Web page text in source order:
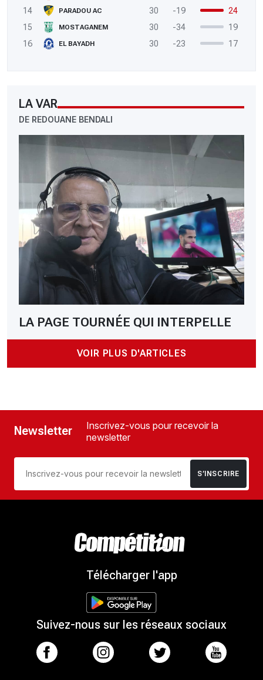
14
PARADOU AC 30 -19
24
15
MOSTAGANEM 30 -34
19
16
EL BAYADH 30 -23 17
LA VAR
DE REDOUANE BENDALI
LA PAGE TOURNÉE QUI INTERPELLE
VOIR PLUS D'ARTICLES
Newsletter
Inscrivez-vous pour recevoir la
newsletter
S’INSCRIRE
Télécharger l'app
Suivez-nous sur les réseaux sociaux